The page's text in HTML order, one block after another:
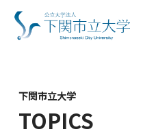
下関市立大学
TOPICS